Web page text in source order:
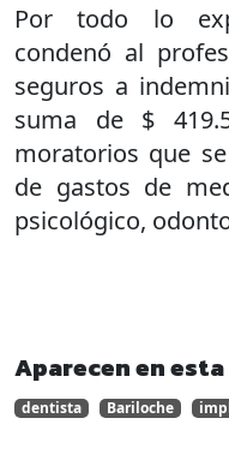
Por todo lo
condenó al
seguros a
suma de $
moratorios que
de gastos de
psicológico,
Aparecen en
dentista Bariloche